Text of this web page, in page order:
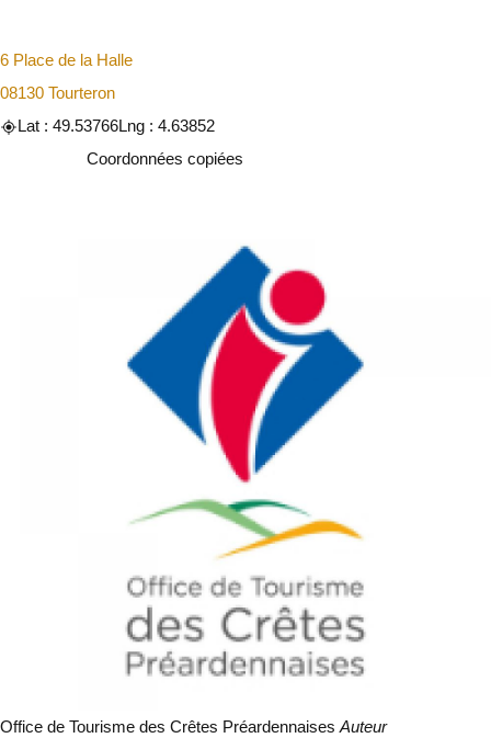
6 Place de la Halle
08130 Tourteron
Lat : 49.53766Lng : 4.63852
Coordonnées copiées
Office de Tourisme des Crêtes Préardennaises Auteur